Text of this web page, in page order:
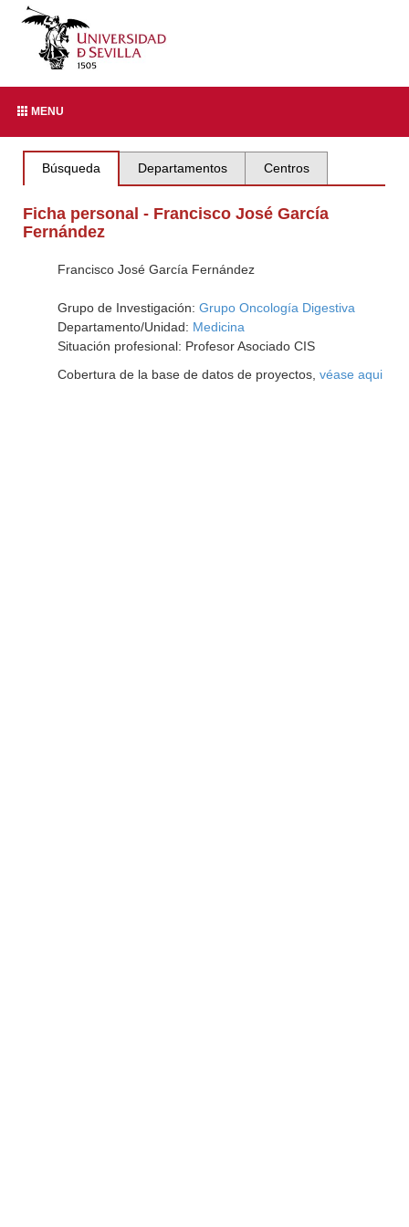
MENU
Búsqueda Departamentos Centros
Ficha personal - Francisco José García
Fernández
Francisco José García Fernández
Grupo de Investigación: Grupo Oncología Digestiva
Departamento/Unidad: Medicina
Situación profesional: Profesor Asociado CIS
Cobertura de la base de datos de proyectos, véase aqui